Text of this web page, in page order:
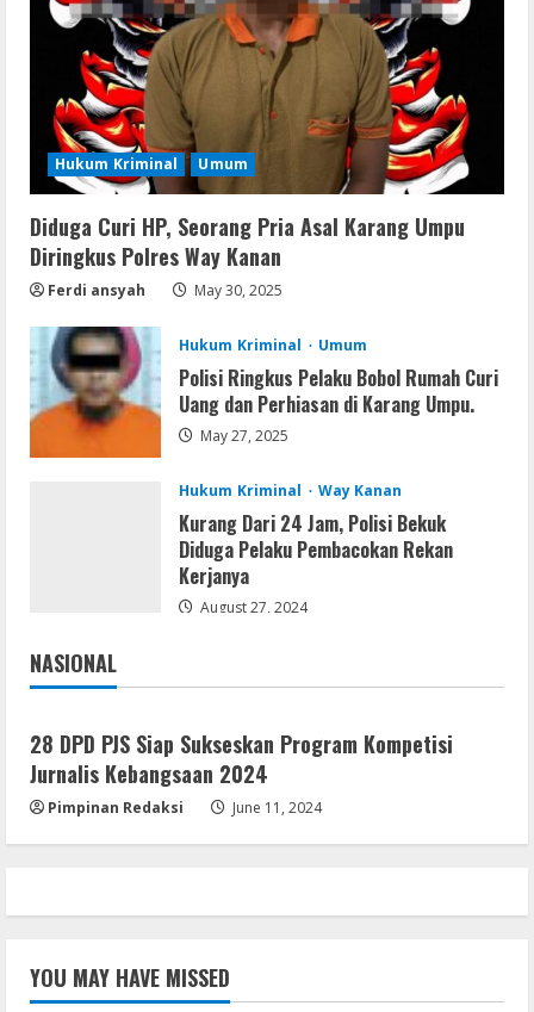
2 August 9, 2026
3
Resettools
Display Changer X Portable + Crack
[Final] (x64) Final FileCR
August 9, 2026
Img
Office 2019 LTSC Professional Plus
Debloated Tоrrеnt
Resettools
Nik Collection (by DxO) Portable [no
Virus] (x64) Reddit
August 8, 2026
Hukum Kriminal Umum
Diduga Curi HP, Seorang Pria Asal Karang Umpu
Diringkus Polres Way Kanan
Ferdi ansyah May 30, 2025
Hukum Kriminal Umum
Polisi Ringkus Pelaku Bobol Rumah Curi
Uang dan Perhiasan di Karang Umpu.
May 27, 2025
Hukum Kriminal Way Kanan
Kurang Dari 24 Jam, Polisi Bekuk
Diduga Pelaku Pembacokan Rekan
Kerjanya
August 27, 2024
NASIONAL
Jakarta
28 DPD PJS Siap Sukseskan Program Kompetisi
Jurnalis Kebangsaan 2024
Pimpinan Redaksi June 11, 2024
YOU MAY HAVE MISSED